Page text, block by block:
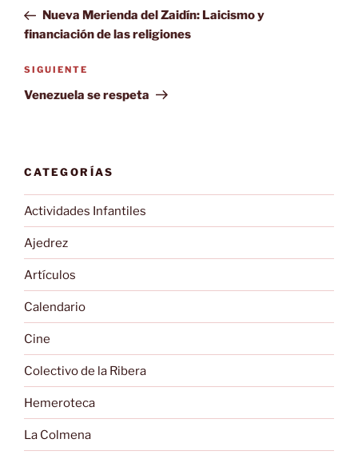
entradas
anterior:
Nueva Merienda del Zaidín: Laicismo y
financiación de las religiones
Siguiente
entrada
SIGUIENTE
Venezuela se respeta
CATEGORÍAS
Actividades Infantiles
Ajedrez
Artículos
Calendario
Cine
Colectivo de la Ribera
Hemeroteca
La Colmena